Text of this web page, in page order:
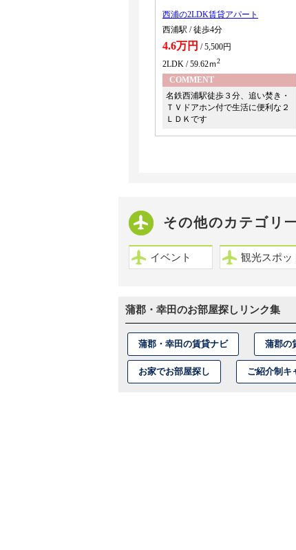
その他のカテゴリ
イベント 観光スポッ
蒲郡・幸田のお部屋探しリンク集
蒲郡・幸田の賃貸ナビ 蒲郡の
お家でお部屋探し ご紹介制キ